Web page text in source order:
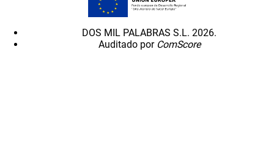
DOS MIL PALABRAS S.L. 2026.
Auditado por ComScore